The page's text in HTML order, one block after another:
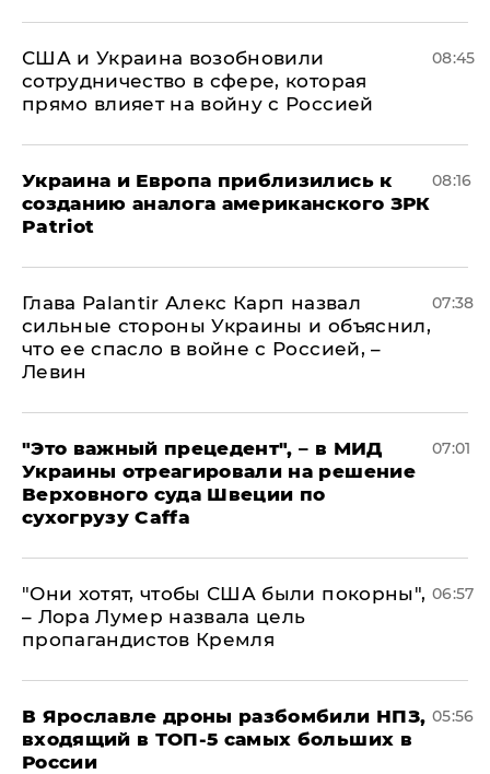
США и Украина возобновили
сотрудничество в сфере, которая
прямо влияет на войну с Россией
08:45
Украина и Европа приблизились к
созданию аналога американского ЗРК
Patriot
08:16
Глава Palantir Алекс Карп назвал
сильные стороны Украины и объяснил,
что ее спасло в войне с Россией, –
Левин
07:38
"Это важный прецедент", – в МИД
Украины отреагировали на решение
Верховного суда Швеции по
сухогрузу Caffa
07:01
"Они хотят, чтобы США были покорны",
– Лора Лумер назвала цель
пропагандистов Кремля
06:57
В Ярославле дроны разбомбили НПЗ,
входящий в ТОП-5 самых больших в
России
05:56